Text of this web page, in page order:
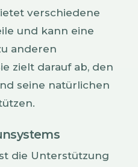
verschiedene
und kann eine
anderen
zielt darauf ab, den
seine natürlichen
die Unterstützung